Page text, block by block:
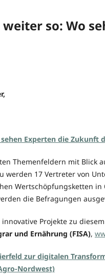
so: Wo
Experten die Zukunft
Themenfeldern mit Blick
werden 17 Vertreter von
Wertschöpfungsketten
die Befragungen
Projekte zu
und Ernährung (FISA),
zur digitalen
Nordwest)